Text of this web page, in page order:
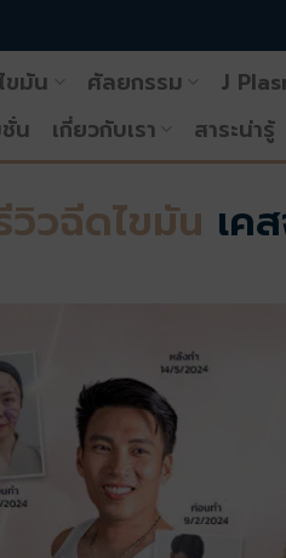
ขมัน ศัลยกรรม J
น เกี่ยวกับเรา สาระน่ารู้
วฉีดไขมัน เค